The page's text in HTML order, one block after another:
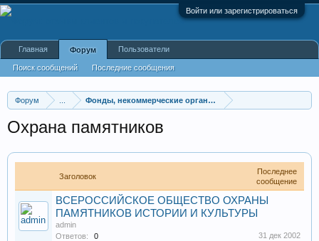
Войти или зарегистрироваться
Форум Фонды, некоммерческие организации
Охрана памятников
Заголовок
Последнее
сообщение
ВСЕРОССИЙСКОЕ ОБЩЕСТВО ОХРАНЫ
ПАМЯТНИКОВ ИСТОРИИ И КУЛЬТУРЫ
admin
Ответов:
0 31 дек 2002
Главная Форум
Поиск сообщений Последние сообщения
Пользователи